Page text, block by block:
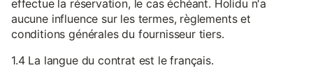
effectue la réservation, le cas échéant. Holidu n'a
aucune influence sur les termes, règlements et
conditions générales du fournisseur tiers.
1.4 La langue du contrat est le français.